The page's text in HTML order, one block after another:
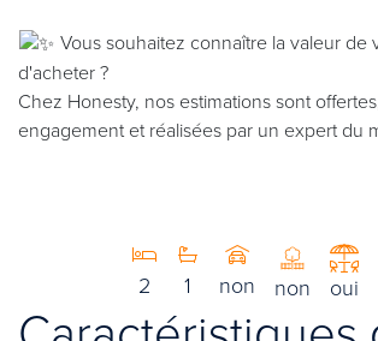
Vous souhaitez connaître la valeur de
d'acheter ?
Chez Honesty, nos estimations sont
engagement et réalisées par un expert du
2 1 non non oui